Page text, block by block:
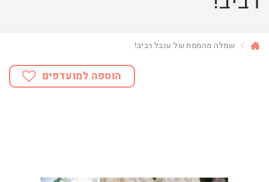
שמלה מהממת של ענבל רביב!
הוספה למועדפים